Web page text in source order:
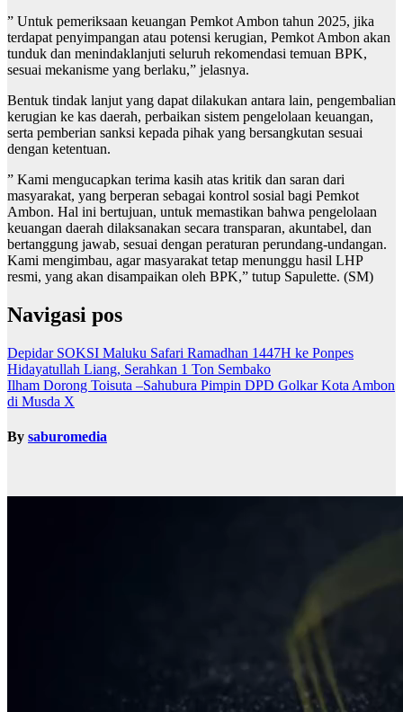
” Untuk pemeriksaan keuangan Pemkot Ambon tahun 2025, jika
terdapat penyimpangan atau potensi kerugian, Pemkot Ambon akan
tunduk dan menindaklanjuti seluruh rekomendasi temuan BPK,
sesuai mekanisme yang berlaku,” jelasnya.
Bentuk tindak lanjut yang dapat dilakukan antara lain, pengembalian
kerugian ke kas daerah, perbaikan sistem pengelolaan keuangan,
serta pemberian sanksi kepada pihak yang bersangkutan sesuai
dengan ketentuan.
” Kami mengucapkan terima kasih atas kritik dan saran dari
masyarakat, yang berperan sebagai kontrol sosial bagi Pemkot
Ambon. Hal ini bertujuan, untuk memastikan bahwa pengelolaan
keuangan daerah dilaksanakan secara transparan, akuntabel, dan
bertanggung jawab, sesuai dengan peraturan perundang-undangan.
Kami mengimbau, agar masyarakat tetap menunggu hasil LHP
resmi, yang akan disampaikan oleh BPK,” tutup Sapulette. (SM)
Navigasi pos
Depidar SOKSI Maluku Safari Ramadhan 1447H ke Ponpes
Hidayatullah Liang, Serahkan 1 Ton Sembako
Ilham Dorong Toisuta –Sahubura Pimpin DPD Golkar Kota Ambon
di Musda X
By saburomedia